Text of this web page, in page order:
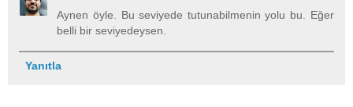
Aynen öyle. Bu seviyede tutunabilmenin yolu bu. Eğer
belli bir seviyedeysen.
Yanıtla